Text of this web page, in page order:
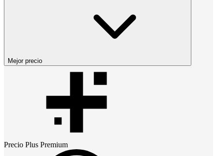
Mejor precio
Precio Plus Premium